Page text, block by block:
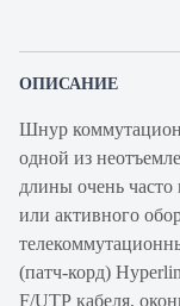
ОПИСАНИЕ
Шнур
одной из
длины очень часто
или активного
(патч-корд)
F/UTP кабеля,